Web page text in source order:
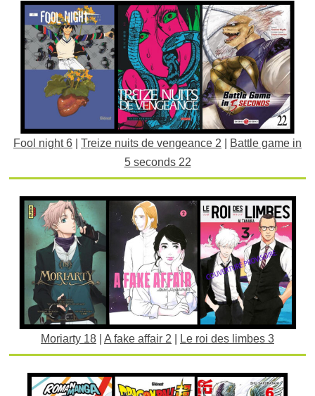
Fool night 6 Treize nuits de vengeance 2
Battle game in
5 seconds 22
Moriarty 18 A fake affair 2 Le roi des limbes 3